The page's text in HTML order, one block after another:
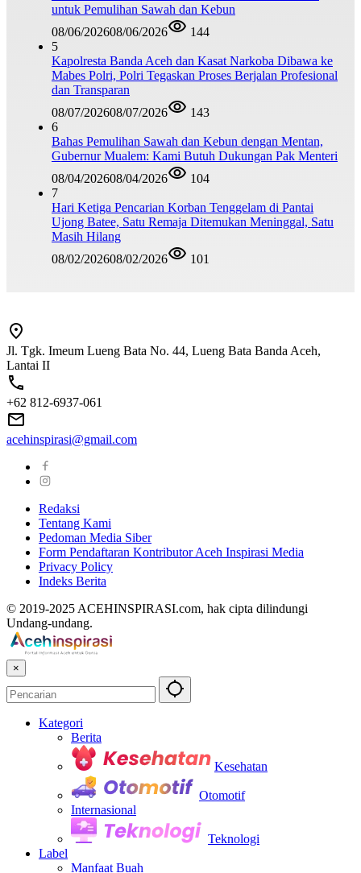
untuk Pemulihan Sawah dan Kebun
08/06/202608/06/2026
144
5
Kapolresta Banda Aceh dan Kasat Narkoba Dibawa ke
Mabes Polri, Polri Tegaskan Proses Berjalan Profesional
dan Transparan
08/07/202608/07/2026
143
6
Bahas Pemulihan Sawah dan Kebun dengan Mentan,
Gubernur Mualem: Kami Butuh Dukungan Pak Menteri
08/04/202608/04/2026
104
7
Hari Ketiga Pencarian Korban Tenggelam di Pantai
Ujong Batee, Satu Remaja Ditemukan Meninggal, Satu
Masih Hilang
08/02/202608/02/2026 101
Jl. Tgk. Imeum Lueng Bata No. 44, Lueng Bata Banda Aceh,
Lantai II
+62 812-6937-061
acehinspirasi@gmail.com
Redaksi
Tentang Kami
Pedoman Media Siber
Form Pendaftaran Kontributor Aceh Inspirasi Media
Privacy Policy
Indeks Berita
© 2019-2025 ACEHINSPIRASI.com, hak cipta dilindungi
Undang-undang.
×
Kategori
Berita
Kesehatan
Otomotif
Internasional
Teknologi
Label
Manfaat Buah